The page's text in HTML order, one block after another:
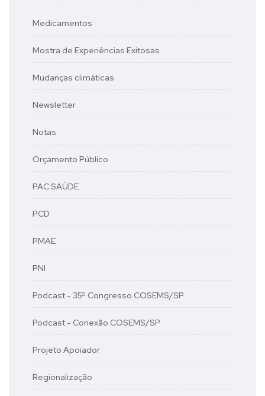
Medicamentos
Mostra de Experiências Exitosas
Mudanças climáticas
Newsletter
Notas
Orçamento Público
PAC SAÚDE
PCD
PMAE
PNI
Podcast - 35º Congresso COSEMS/SP
Podcast - Conexão COSEMS/SP
Projeto Apoiador
Regionalização